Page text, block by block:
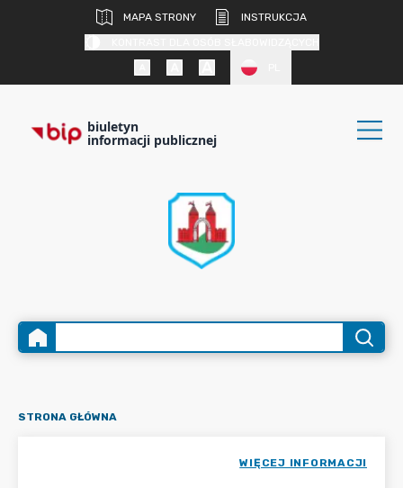
MAPA STRONY
INSTRUKCJA
biuletyn
informacji publicznej
STRONA GŁÓWNA
WIĘCEJ INFORMACJI